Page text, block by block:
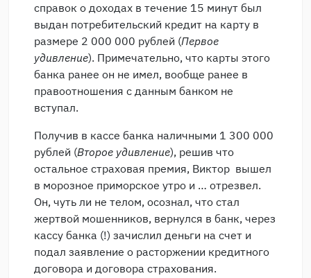
справок о доходах в течение 15 минут был
выдан потребительский кредит на карту в
размере 2 000 000 рублей (Первое
удивление). Примечательно, что карты этого
банка ранее он не имел, вообще ранее в
правоотношения с данным банком не
вступал.
Получив в кассе банка наличными 1 300 000
рублей (Второе удивление), решив что
остальное страховая премия, Виктор вышел
в морозное приморское утро и … отрезвел.
Он, чуть ли не телом, осознал, что стал
жертвой мошенников, вернулся в банк, через
кассу банка (!) зачислил деньги на счет и
подал заявление о расторжении кредитного
договора и договора страхования.